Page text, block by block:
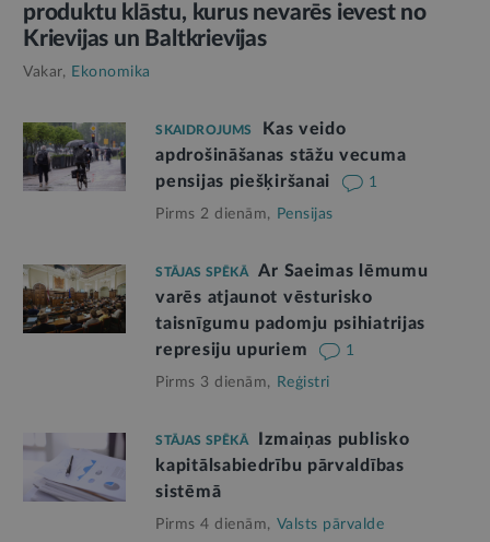
produktu klāstu, kurus nevarēs ievest no
Krievijas un Baltkrievijas
Vakar, Ekonomika
SKAIDROJUMS
Kas veido
apdrošināšanas stāžu vecuma
pensijas piešķiršanai
1
Pirms 2 dienām, Pensijas
STĀJAS SPĒKĀ
Ar Saeimas lēmumu
varēs atjaunot vēsturisko
taisnīgumu padomju psihiatrijas
represiju upuriem
1
Pirms 3 dienām, Reģistri
STĀJAS SPĒKĀ
Izmaiņas publisko
kapitālsabiedrību pārvaldības
sistēmā
Pirms 4 dienām, Valsts pārvalde